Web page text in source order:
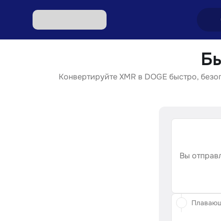
Обмен
Обмен
Конвертируйте XMR в DOGE быстро,
Вы